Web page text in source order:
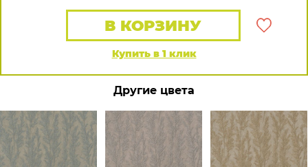
Купить в 1 клик
В КОРЗИНУ
Другие цвета